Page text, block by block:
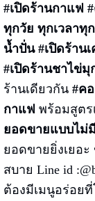
#เปิดร้านกาแฟ
ทุกวัย ทุกเวลาทุ
น้ำปั่น #เปิดร้าน
#เปิดร้านชาไข่มุ
ร้านเดียวกัน #ค
กาแฟ พร้อมสูตร
ยอดขายแบบไม่
ยอดขายยิ่งเยอ
สบาย Line id
ต้องมีเมนูอร่อย